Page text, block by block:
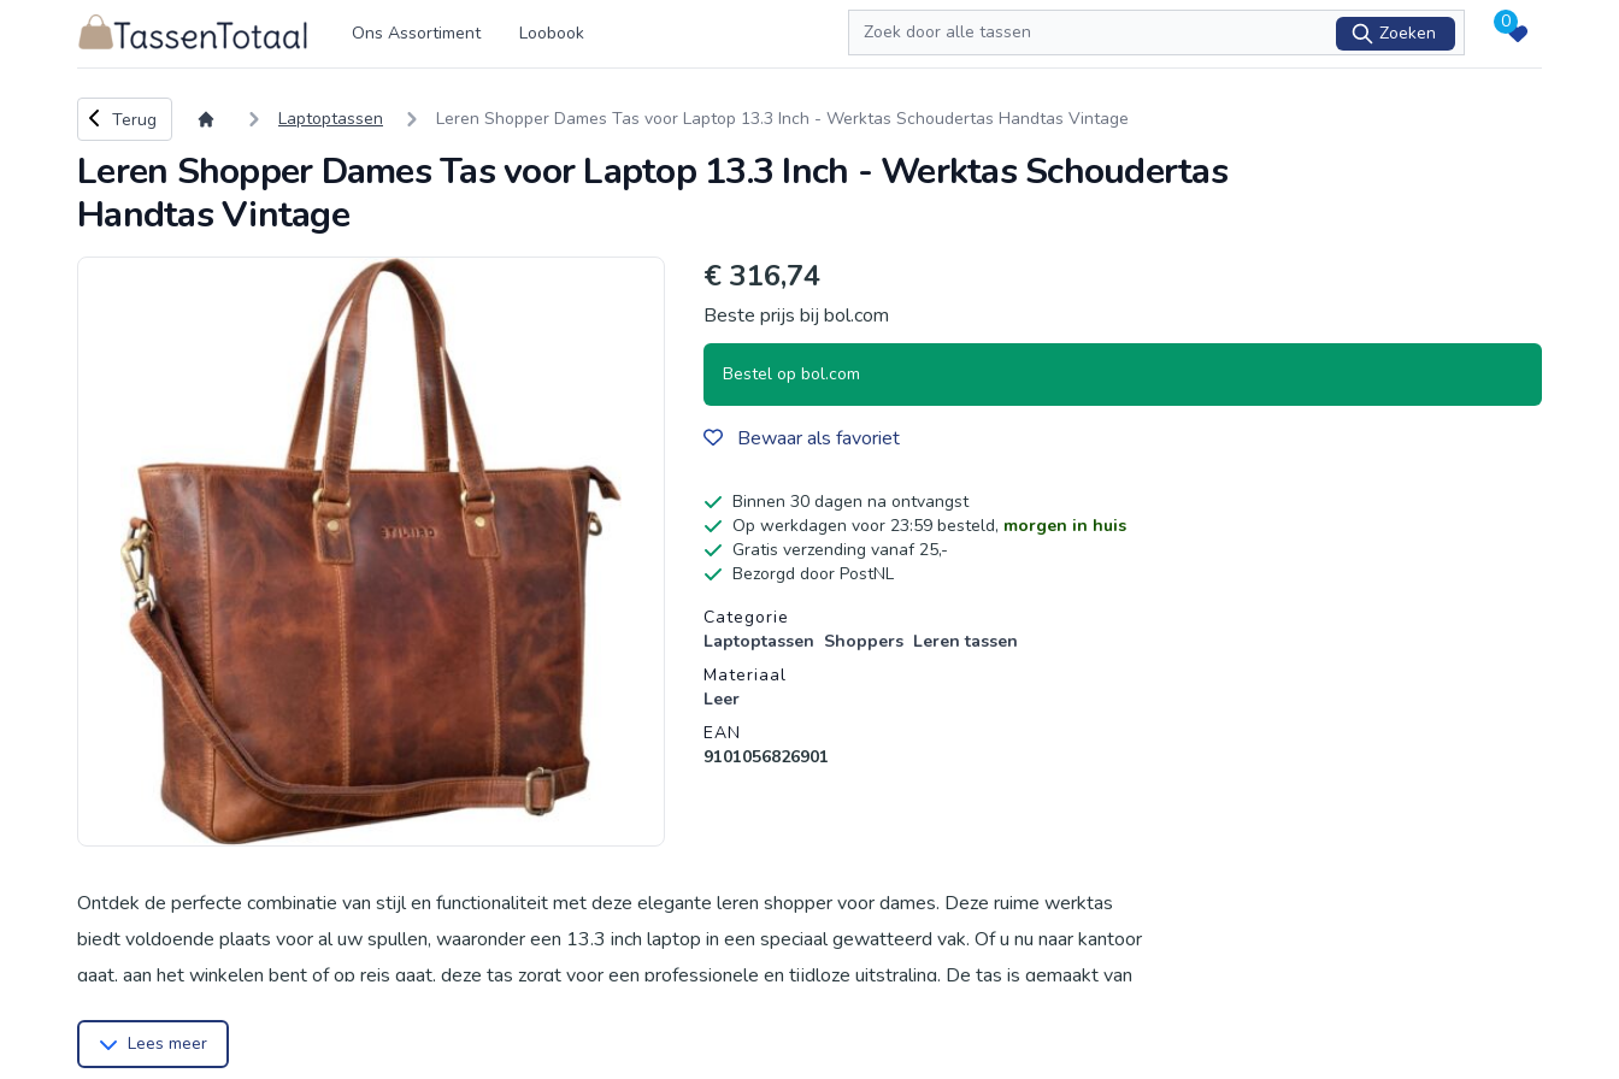
Logo Tassentotaal.nl Ons Assortiment Loobook
Zoeken
Zoeken
0
Terug naar overzicht
Terug Laptoptassen Leren Shopper Dames Tas voor Laptop 13.3 Inch - Werktas Schoudertas Handtas Vintage
Leren Shopper Dames Tas voor Laptop 13.3 Inch - Werktas Schoudertas
Handtas Vintage
€ 316,74
Beste prijs bij bol.com
Bestel op bol.com
Bewaar als favoriet
Binnen 30 dagen na ontvangst
Op werkdagen voor 23:59 besteld, morgen in huis
Gratis verzending vanaf 25,-
Bezorgd door PostNL
Productgegevens
Categorie
Laptoptassen Shoppers Leren tassen
Materiaal
Leer
EAN
9101056826901
Ontdek de perfecte combinatie van stijl en functionaliteit met deze elegante leren shopper voor dames. Deze ruime werktas
biedt voldoende plaats voor al uw spullen, waaronder een 13.3 inch laptop in een speciaal gewatteerd vak. Of u nu naar kantoor
gaat, aan het winkelen bent of op reis gaat, deze tas zorgt voor een professionele en tijdloze uitstraling. De tas is gemaakt van
comfortabel over uw schouder dragen, of gebruik de afneembare en verstelbare schouderriem (75 - 135 cm) voor extra
Lees meer